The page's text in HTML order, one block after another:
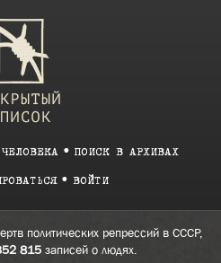
ПОИСК В АРХИВАХ
ВОЙТИ
политических репрессий в СССР,
815 записей о людях.